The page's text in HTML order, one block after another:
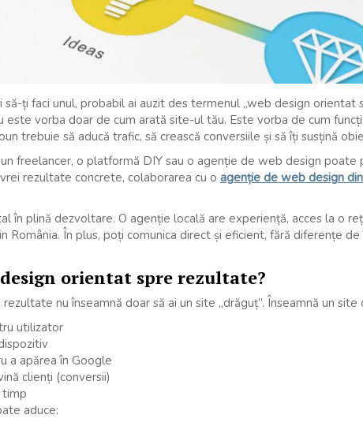
să-ți faci unul, probabil ai auzit des termenul „web design orientat
este vorba doar de cum arată site-ul tău. Este vorba de cum
trebuie să aducă trafic, să crească conversiile și să îți susțină
freelancer, o platformă DIY sau o agenție de web design poate
rezultate concrete, colaborarea cu o agenție de web design
în plină dezvoltare. O agenție locală are experiență, acces la o
România. În plus, poți comunica direct și eficient, fără diferențe
orientat spre rezultate?
nu înseamnă doar să ai un site „drăguț”. Înseamnă un site
utilizator
a apărea în Google
clienți (conversii)
timp
aduce: